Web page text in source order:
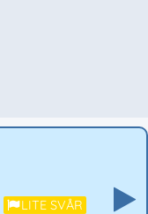
LITE SVÅR